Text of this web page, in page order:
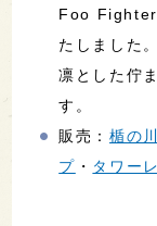
Foo
たしました
凛とした佇
す。
販売：楯の
プ ・ タワー